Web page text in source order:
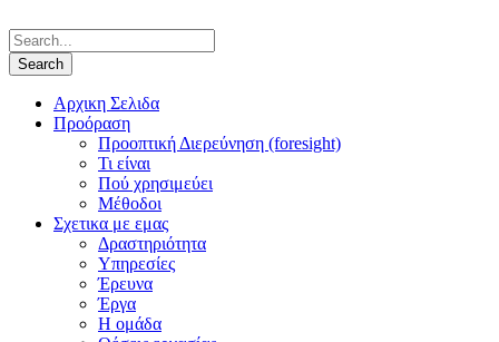
Αρχικη Σελιδα
Προόραση
Προοπτική Διερεύνηση (foresight)
Τι είναι
Πού χρησιμεύει
Μέθοδοι
Σχετικα με εμας
Δραστηριότητα
Υπηρεσίες
Έρευνα
Έργα
Η ομάδα